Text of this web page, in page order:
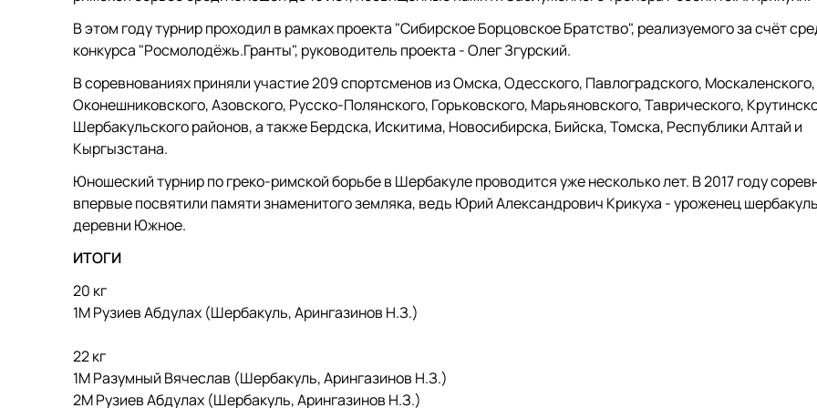
В этом году турнир проходил в рамках проекта "Сибирское Борцовское Братство", реализуемого за счёт
конкурса "Росмолодёжь.Гранты", руководитель проекта - Олег Згурский.
В соревнованиях приняли участие 209 спортсменов из Омска, Одесского, Павлоградского, Москаленского,
Оконешниковского, Азовского, Русско-Полянского, Горьковского, Марьяновского, Таврического,
Шербакульского районов, а также Бердска, Искитима, Новосибирска, Бийска, Томска, Республики Алтай и
Кыргызстана.
Юношеский турнир по греко-римской борьбе в Шербакуле проводится уже несколько лет. В 2017 году
впервые посвятили памяти знаменитого земляка, ведь Юрий Александрович Крикуха - уроженец
деревни Южное.
ИТОГИ
20 кг
1М Рузиев Абдулах (Шербакуль, Арингазинов Н.З.)
22 кг
1М Разумный Вячеслав (Шербакуль, Арингазинов Н.З.)
2М Рузиев Абдулах (Шербакуль, Арингазинов Н.З.)